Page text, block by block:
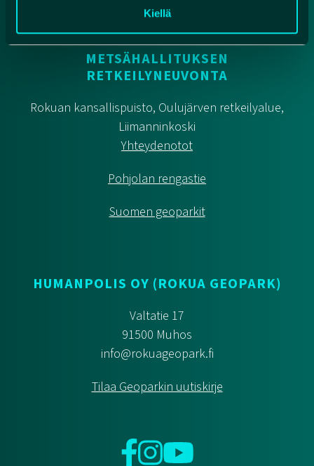
Kiellä
METSÄHALLITUKSEN
RETKEILYNEUVONTA
Rokuan kansallispuisto, Oulujärven retkeilyalue,
Liimanninkoski
Yhteydenotot
Pohjolan rengastie
Suomen geoparkit
HUMANPOLIS OY (ROKUA GEOPARK)
Valtatie 17
91500 Muhos
info@rokuageopark.fi
Tilaa Geoparkin uutiskirje
Facebook
InstagramYouTube